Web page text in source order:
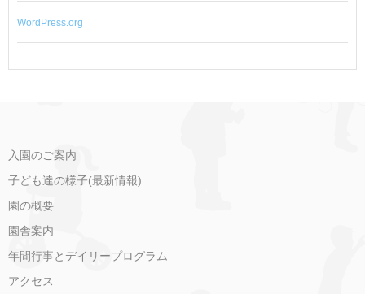
WordPress.org
入園のご案内
子ども達の様子(最新情報)
園の概要
園舎案内
年間行事とデイリープログラム
アクセス